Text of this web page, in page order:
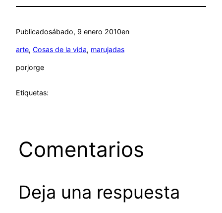
Publicadosábado, 9 enero 2010en
arte, Cosas de la vida, marujadas
porjorge
Etiquetas:
Comentarios
Deja una respuesta